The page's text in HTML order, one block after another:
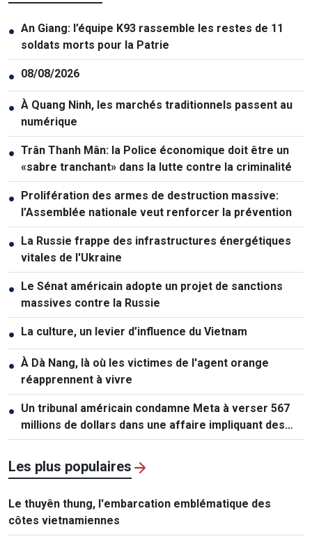
● An Giang: l’équipe K93 rassemble les restes de 11
soldats morts pour la Patrie
● 08/08/2026
● À Quang Ninh, les marchés traditionnels passent au
numérique
● Trân Thanh Mân: la Police économique doit être un
«sabre tranchant» dans la lutte contre la criminalité
● Prolifération des armes de destruction massive:
l’Assemblée nationale veut renforcer la prévention
● La Russie frappe des infrastructures énergétiques
vitales de l'Ukraine
● Le Sénat américain adopte un projet de sanctions
massives contre la Russie
● La culture, un levier d’influence du Vietnam
● À Dà Nang, là où les victimes de l'agent orange
réapprennent à vivre
● Un tribunal américain condamne Meta à verser 567
millions de dollars dans une affaire impliquant des
mineurs
Les plus populaires
Le thuyên thung, l'embarcation emblématique des
côtes vietnamiennes